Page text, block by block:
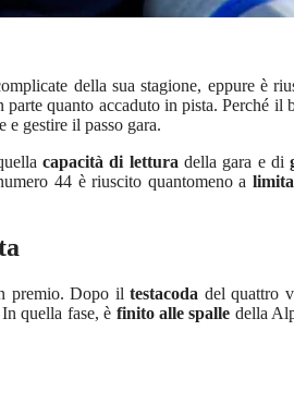
della sua stagione, eppure è
quanto accaduto in pista. Perché
e gestire il passo gara.
capacità di lettura della gara e di
44 è riuscito quantomeno a
premio. Dopo iltestacoda del quattro
quella fase, è finito alle spalle della